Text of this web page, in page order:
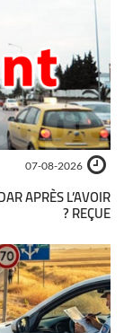
07-08-2026
APRÈS L’AVOIR
REÇUE ?